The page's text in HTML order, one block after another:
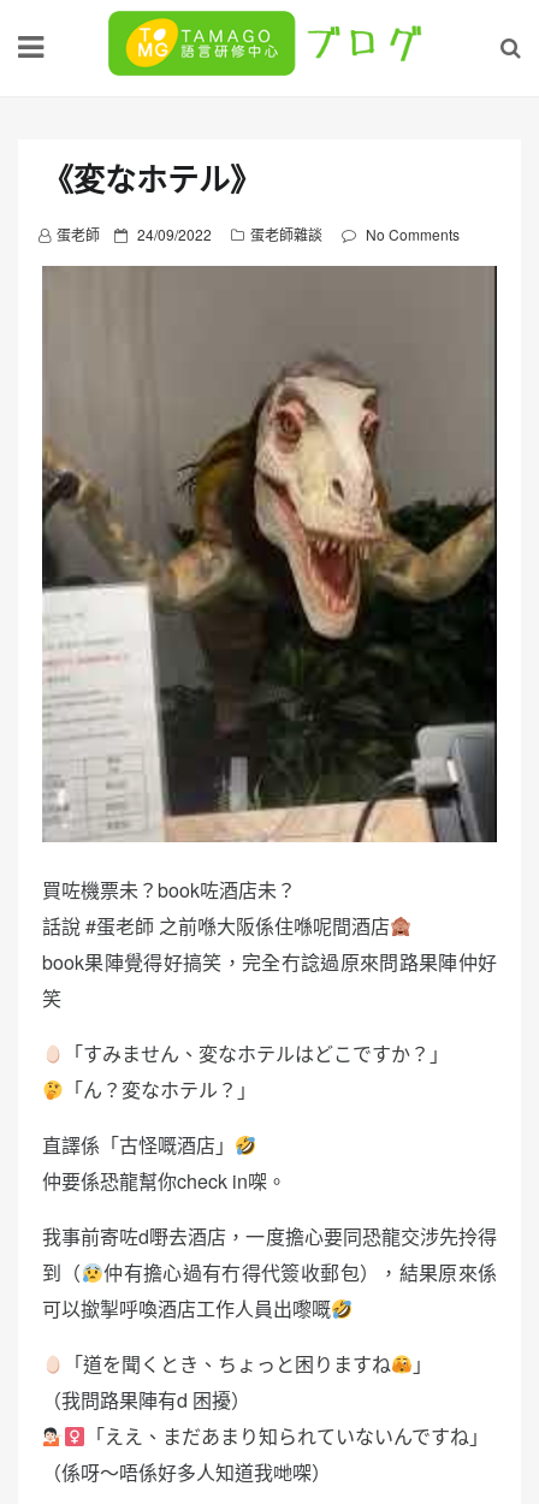
《変なホテル》
蛋老師
P
o
24/09/2022 蛋老師雜談 No Comments
買咗機票未？book咗酒店未？
話說 #蛋老師 之前喺大阪係住喺呢間酒店
book果陣覺得好搞笑，完全冇諗過原來問路果陣仲好
笑
「すみません、変なホテルはどこですか？」
「ん？変なホテル？」
直譯係「古怪嘅酒店」
仲要係恐龍幫你check in㗎。
我事前寄咗d嘢去酒店，一度擔心要同恐龍交涉先拎得
到（
仲有擔心過有冇得代簽收郵包），結果原來係
可以撳掣呼喚酒店工作人員出嚟嘅
「道を聞くとき、ちょっと困りますね
」
（我問路果陣有d 困擾）
「ええ、まだあまり知られていないんですね」
（係呀～唔係好多人知道我哋㗎）